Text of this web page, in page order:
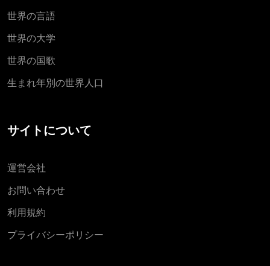
世界の言語
世界の大学
世界の国歌
生まれ年別の世界人口
サイトについて
運営会社
お問い合わせ
利用規約
プライバシーポリシー